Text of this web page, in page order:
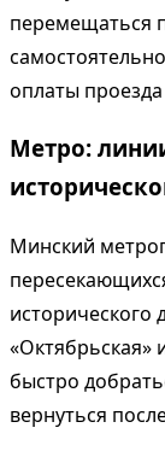
перемещаться
оплаты
Метро:
Минский
исторического
«Октябрьская»
быстро
вернуться